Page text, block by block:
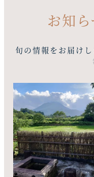
お知ら
旬の情報をお届け